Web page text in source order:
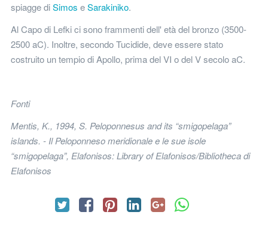
spiagge diSimos eSarakiniko.
Al Capo di Lefki ci sono frammenti dell' età del bronzo (3500-
2500 aC). Inoltre, secondo Tucidide, deve essere stato
costruito un tempio di Apollo, prima del VI o del V secolo aC.
Fonti
Mentis, K., 1994, S. Peloponnesus and its “smigopelaga”
islands. - Il Peloponneso meridionale e le sue isole
“smigopelaga”, Elafonisos: Library of Elafonisos/Bibliotheca di
Elafonisos